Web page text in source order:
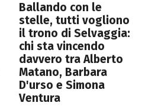
Ballando con le
stelle, tutti vogliono
il trono di Selvaggia:
chi sta vincendo
davvero tra Alberto
Matano, Barbara
D'urso e Simona
Ventura